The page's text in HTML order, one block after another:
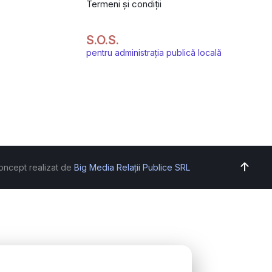
Termeni și condiții
S.O.S.
pentru administrația publică locală
realizat de Big Media Relații Publice SRL